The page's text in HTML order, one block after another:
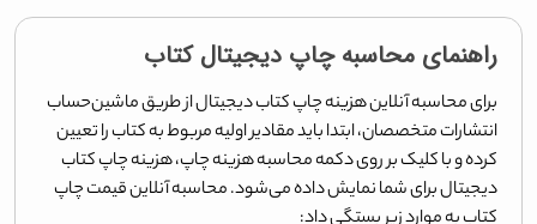
راهنمای محاسبه چاپ دیجیتال کتاب
برای محاسبه آنلاین هزینه چاپ کتاب دیجیتال از طریق ماشین‌حساب
انتشارات متخصصان، ابتدا باید مقادیر اولیه مربوط به کتاب را تعیین
کرده و با کلیک بر روی دکمه محاسبه هزینه چاپ، هزینه چاپ کتاب
دیجیتال برای شما نمایش داده می‌شود. محاسبه آنلاین قیمت چاپ